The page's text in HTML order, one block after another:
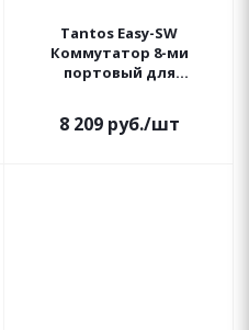
Tantos Easy-SW
Коммутатор 8-ми
портовый для
панелей Easy
8 209руб./шт